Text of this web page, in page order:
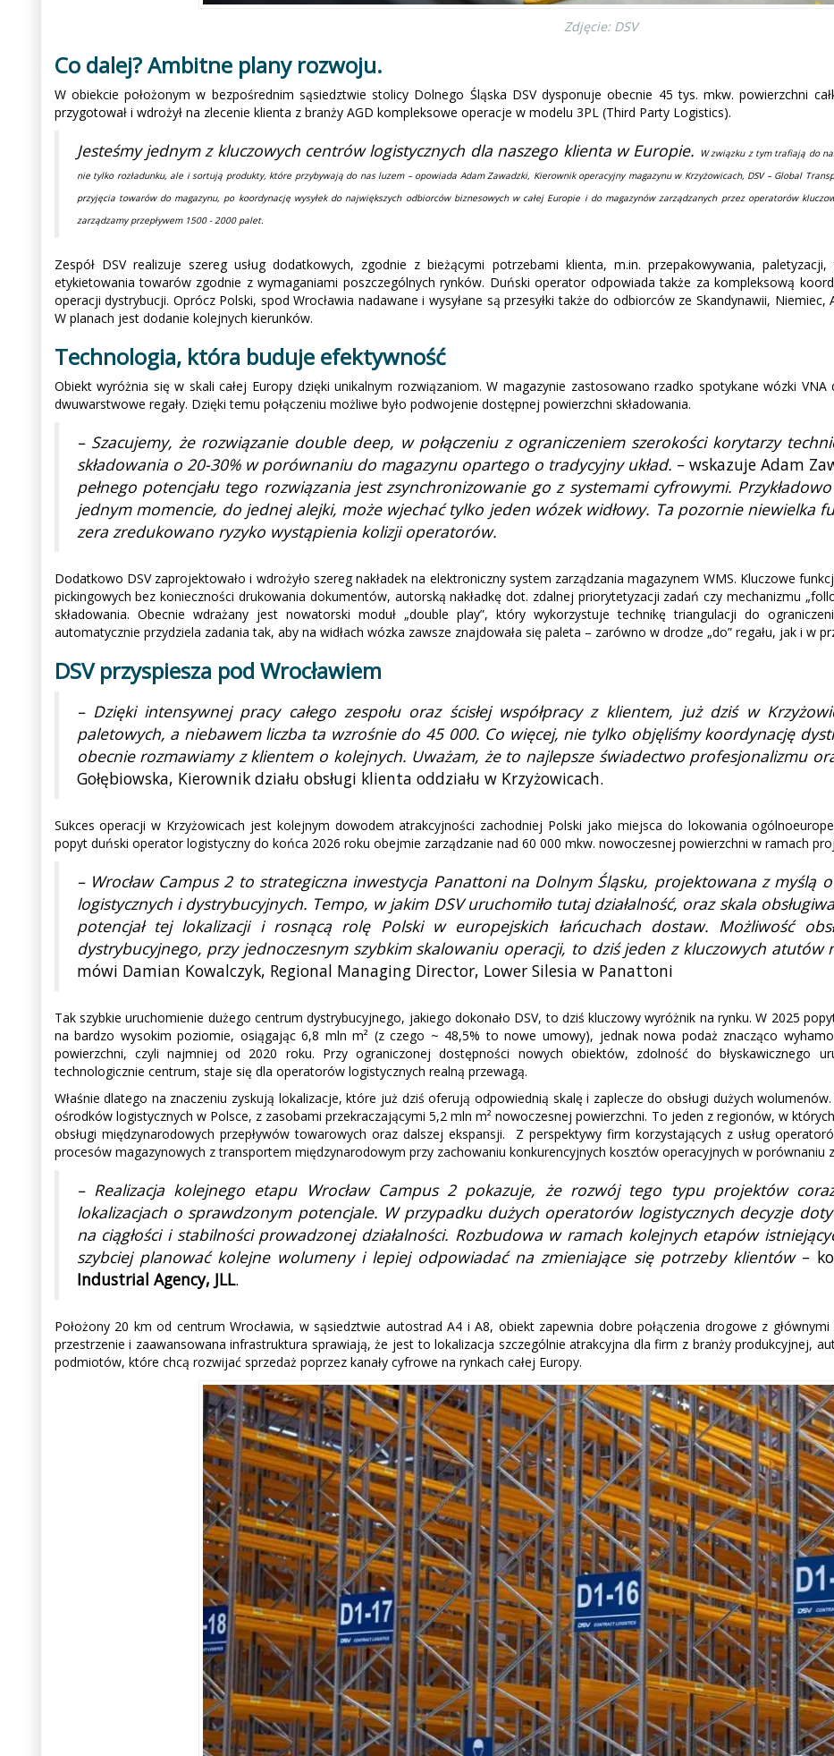
Zdjęcie: DSV
Co dalej? Ambitne plany rozwoju.
W obiekcie położonym w bezpośrednim sąsiedztwie stolicy Dolnego Śląska DSV dysponuje obecnie 45 tys. mkw. powierzchni
przygotował i wdrożył na zlecenie klienta z branży AGD kompleksowe operacje w modelu 3PL (Third Party Logistics).
Jesteśmy jednym z kluczowych centrów logistycznych dla naszego klienta w Europie.
W związku z tym trafiają do
nie tylko rozładunku, ale i sortują produkty, które przybywają do nas luzem – opowiada Adam Zawadzki, Kierownik operacyjny magazynu w Krzyżowicach, DSV – Global
przyjęcia towarów do magazynu, po koordynację wysyłek do największych odbiorców biznesowych w całej Europie i do magazynów zarządzanych przez operatorów
zarządzamy przepływem 1500 - 2000 palet.
Zespół DSV realizuje szereg usług dodatkowych, zgodnie z bieżącymi potrzebami klienta, m.in. przepakowywania,
etykietowania towarów zgodnie z wymaganiami poszczególnych rynków. Duński operator odpowiada także za kompleksową
operacji dystrybucji. Oprócz Polski, spod Wrocławia nadawane i wysyłane są przesyłki także do odbiorców ze Skandynawii,
W planach jest dodanie kolejnych kierunków.
Technologia, która buduje efektywność
Obiekt wyróżnia się w skali całej Europy dzięki unikalnym rozwiązaniom. W magazynie zastosowano rzadko spotykane wózki
dwuwarstwowe regały. Dzięki temu połączeniu możliwe było podwojenie dostępnej powierzchni składowania.
– Szacujemy, że rozwiązanie double deep, w połączeniu z ograniczeniem szerokości korytarzy
składowania o 20-30% w porównaniu do magazynu opartego o tradycyjny układ. – wskazuje Adam
pełnego potencjału tego rozwiązania jest zsynchronizowanie go z systemami cyfrowymi.
jednym momencie, do jednej alejki, może wjechać tylko jeden wózek widłowy. Ta pozornie niewielka
zera zredukowano ryzyko wystąpienia kolizji operatorów.
Dodatkowo DSV zaprojektowało i wdrożyło szereg nakładek na elektroniczny system zarządzania magazynem WMS. Kluczowe
pickingowych bez konieczności drukowania dokumentów, autorską nakładkę dot. zdalnej priorytetyzacji zadań czy mechanizmu
składowania. Obecnie wdrażany jest nowatorski moduł „double play”, który wykorzystuje technikę triangulacji do
automatycznie przydziela zadania tak, aby na widłach wózka zawsze znajdowała się paleta – zarówno w drodze „do” regału, jak i w
DSV przyspiesza pod Wrocławiem
– Dzięki intensywnej pracy całego zespołu oraz ścisłej współpracy z klientem, już dziś w
paletowych, a niebawem liczba ta wzrośnie do 45 000. Co więcej, nie tylko objęliśmy koordynację
obecnie rozmawiamy z klientem o kolejnych. Uważam, że to najlepsze świadectwo profesjonalizmu
Gołębiowska, Kierownik działu obsługi klienta oddziału w Krzyżowicach.
Sukces operacji w Krzyżowicach jest kolejnym dowodem atrakcyjności zachodniej Polski jako miejsca do lokowania
popyt duński operator logistyczny do końca 2026 roku obejmie zarządzanie nad 60 000 mkw. nowoczesnej powierzchni w ramach
– Wrocław Campus 2 to strategiczna inwestycja Panattoni na Dolnym Śląsku, projektowana z myślą
logistycznych i dystrybucyjnych. Tempo, w jakim DSV uruchomiło tutaj działalność, oraz skala
potencjał tej lokalizacji i rosnącą rolę Polski w europejskich łańcuchach dostaw. Możliwość
dystrybucyjnego, przy jednoczesnym szybkim skalowaniu operacji, to dziś jeden z kluczowych
mówi Damian Kowalczyk, Regional Managing Director, Lower Silesia w Panattoni
Tak szybkie uruchomienie dużego centrum dystrybucyjnego, jakiego dokonało DSV, to dziś kluczowy wyróżnik na rynku. W 2025
na bardzo wysokim poziomie, osiągając 6,8 mln m² (z czego ~ 48,5% to nowe umowy), jednak nowa podaż znacząco
powierzchni, czyli najmniej od 2020 roku. Przy ograniczonej dostępności nowych obiektów, zdolność do błyskawicznego
technologicznie centrum, staje się dla operatorów logistycznych realną przewagą.
Właśnie dlatego na znaczeniu zyskują lokalizacje, które już dziś oferują odpowiednią skalę i zaplecze do obsługi dużych
ośrodków logistycznych w Polsce, z zasobami przekraczającymi 5,2 mln m² nowoczesnej powierzchni. To jeden z regionów, w
obsługi międzynarodowych przepływów towarowych oraz dalszej ekspansji. Z perspektywy firm korzystających z usług
procesów magazynowych z transportem międzynarodowym przy zachowaniu konkurencyjnych kosztów operacyjnych w porównaniu
– Realizacja kolejnego etapu Wrocław Campus 2 pokazuje, że rozwój tego typu projektów
lokalizacjach o sprawdzonym potencjale. W przypadku dużych operatorów logistycznych decyzje
na ciągłości i stabilności prowadzonej działalności. Rozbudowa w ramach kolejnych etapów
szybciej planować kolejne wolumeny i lepiej odpowiadać na zmieniające się potrzeby klientów–
Industrial Agency, JLL.
Położony 20 km od centrum Wrocławia, w sąsiedztwie autostrad A4 i A8, obiekt zapewnia dobre połączenia drogowe z
przestrzenie i zaawansowana infrastruktura sprawiają, że jest to lokalizacja szczególnie atrakcyjna dla firm z branży produkcyjnej,
podmiotów, które chcą rozwijać sprzedaż poprzez kanały cyfrowe na rynkach całej Europy.